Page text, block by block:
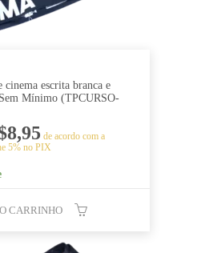
escrita branca e
Mínimo (TPCURSO-
8,95 de acordo com a
5% no PIX
CARRINHO